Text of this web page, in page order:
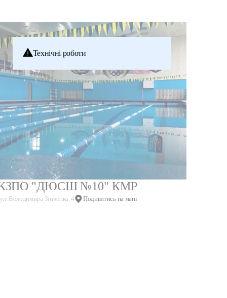
Технічні роботи
"ДЮСШ №10" КМР
Володимира Зінченка, 4 Подивитись на мапі